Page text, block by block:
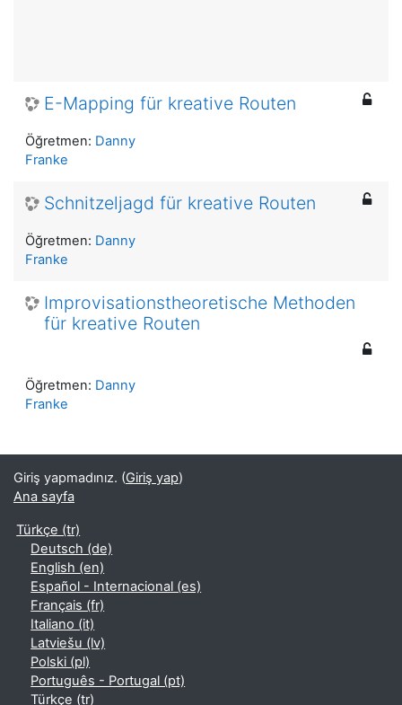
E-Mapping für kreative Routen
Öğretmen: Danny
Franke
Schnitzeljagd für kreative Routen
Öğretmen: Danny
Franke
Improvisationstheoretische Methoden
für kreative Routen
Öğretmen: Danny
Franke
Giriş yapmadınız. (Giriş yap)
Ana sayfa
Türkçe ‎(tr)‎
Deutsch ‎(de)‎
English ‎(en)‎
Español - Internacional ‎(es)‎
Français ‎(fr)‎
Italiano ‎(it)‎
Latviešu ‎(lv)‎
Polski ‎(pl)‎
Português - Portugal ‎(pt)‎
Türkçe ‎(tr)‎